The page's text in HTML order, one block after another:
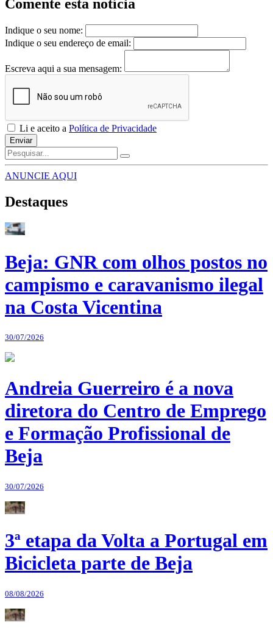
Comente esta notícia
Indique o seu nome:
Indique o seu endereço de email:
Escreva aqui a sua mensagem:
Li e aceito a Política de Privacidade
Enviar
ANUNCIE AQUI
Destaques
Beja: GNR com olhos postos no
campismo e caravanismo ilegal
na Costa Vicentina
30/07/2026
Andreia Guerreiro é a nova
diretora do Centro de Emprego
e Formação Profissional de
Beja
30/07/2026
3ª etapa da Volta a Portugal em
Bicicleta parte de Beja
08/08/2026